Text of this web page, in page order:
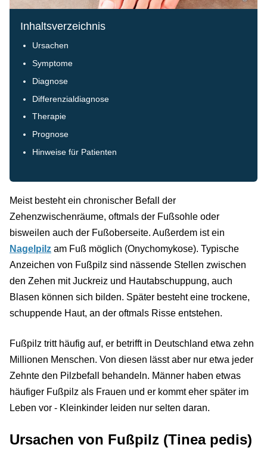
Inhaltsverzeichnis
Ursachen
Symptome
Diagnose
Differenzialdiagnose
Therapie
Prognose
Hinweise für Patienten
Meist besteht ein chronischer Befall der
Zehenzwischenräume, oftmals der Fußsohle oder
bisweilen auch der Fußoberseite. Außerdem ist ein
Nagelpilz am Fuß möglich (Onychomykose). Typische
Anzeichen von Fußpilz sind nässende Stellen zwischen
den Zehen mit Juckreiz und Hautabschuppung, auch
Blasen können sich bilden. Später besteht eine trockene,
schuppende Haut, an der oftmals Risse entstehen.
Fußpilz tritt häufig auf, er betrifft in Deutschland etwa zehn
Millionen Menschen. Von diesen lässt aber nur etwa jeder
Zehnte den Pilzbefall behandeln. Männer haben etwas
häufiger Fußpilz als Frauen und er kommt eher später im
Leben vor - Kleinkinder leiden nur selten daran.
Ursachen von Fußpilz (Tinea pedis)